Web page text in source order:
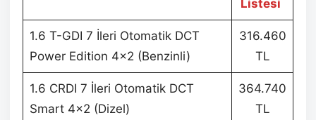
Listesi
1.6 T-GDI 7 İleri Otomatik DCT
Power Edition 4×2 (Benzinli)
316.460
TL
1.6 CRDI 7 İleri Otomatik DCT
Smart 4×2 (Dizel)
364.740
TL